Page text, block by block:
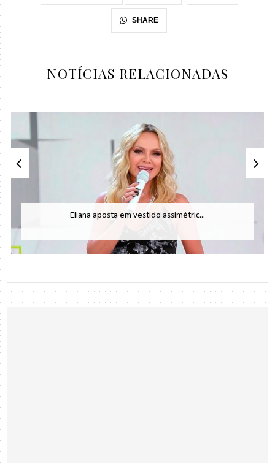
SHARE
NOTÍCIAS RELACIONADAS
Eliana aposta em vestido assimétric...